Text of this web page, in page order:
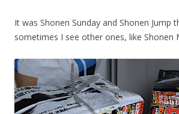
It was Shonen Sunday and Shonen Jump
sometimes I see other ones, like Shonen